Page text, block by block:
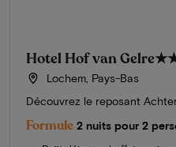
Hotel Hof van Gelre
Lochem, Pays-Bas
Découvrez le reposant
Formule 2 nuits pour 2